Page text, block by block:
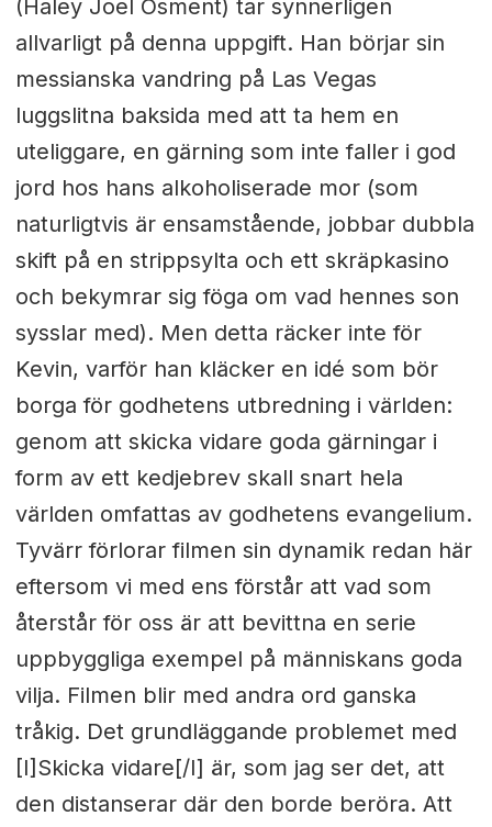
(Haley Joel Osment) tar synnerligen
allvarligt på denna uppgift. Han börjar sin
messianska vandring på Las Vegas
luggslitna baksida med att ta hem en
uteliggare, en gärning som inte faller i god
jord hos hans alkoholiserade mor (som
naturligtvis är ensamstående, jobbar dubbla
skift på en strippsylta och ett skräpkasino
och bekymrar sig föga om vad hennes son
sysslar med). Men detta räcker inte för
Kevin, varför han kläcker en idé som bör
borga för godhetens utbredning i världen:
genom att skicka vidare goda gärningar i
form av ett kedjebrev skall snart hela
världen omfattas av godhetens evangelium.
Tyvärr förlorar filmen sin dynamik redan här
eftersom vi med ens förstår att vad som
återstår för oss är att bevittna en serie
uppbyggliga exempel på människans goda
vilja. Filmen blir med andra ord ganska
tråkig. Det grundläggande problemet med
[I]Skicka vidare[/I] är, som jag ser det, att
den distanserar där den borde beröra. Att